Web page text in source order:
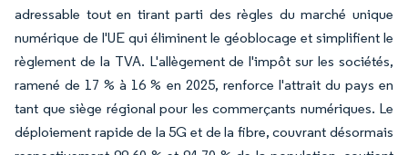
adressable tout en tirant parti des règles du marché unique
numérique de l'UE qui éliminent le géoblocage et simplifient le
règlement de la TVA. L'allègement de l'impôt sur les sociétés,
ramené de 17 % à 16 % en 2025, renforce l'attrait du pays en
tant que siège régional pour les commerçants numériques. Le
déploiement rapide de la 5G et de la fibre, couvrant désormais